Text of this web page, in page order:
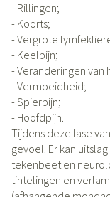
- Rillingen;
- Koorts;
- Vergrote
- Keelpijn;
- Veranderingen van
- Vermoeidheid;
- Spierpijn;
- Hoofdpijn.
Tijdens deze fase
gevoel. Er kan
tekenbeet en
tintelingen en